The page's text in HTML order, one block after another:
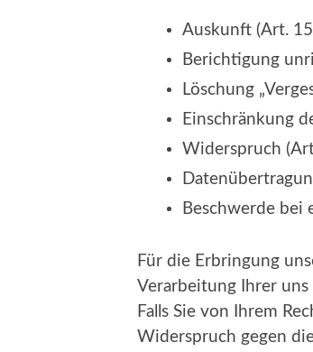
Auskunft (Art.
Berichtigung
Löschung
Einschränkung
Widerspruch
Beschwerde bei
Für die Erbringung
Verarbeitung Ihrer
Falls Sie von Ihrem
Widerspruch gegen